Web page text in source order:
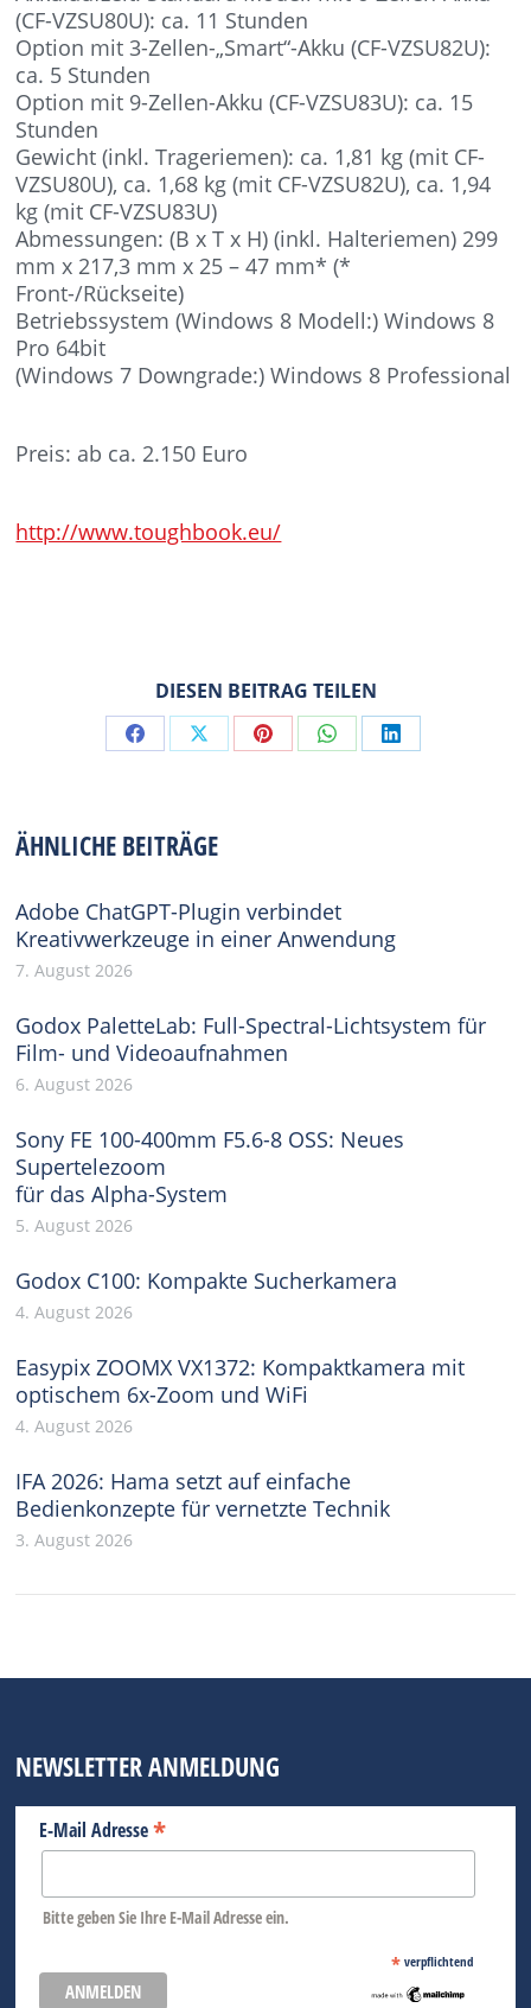
(CF-VZSU80U): ca. 11 Stunden
Option mit 3-Zellen-„Smart“-Akku (CF-VZSU82U):
ca. 5 Stunden
Option mit 9-Zellen-Akku (CF-VZSU83U): ca. 15
Stunden
Gewicht (inkl. Trageriemen): ca. 1,81 kg (mit CF-
VZSU80U), ca. 1,68 kg (mit CF-VZSU82U), ca. 1,94
kg (mit CF-VZSU83U)
Abmessungen: (B x T x H) (inkl. Halteriemen) 299
mm x 217,3 mm x 25 – 47 mm* (*
Front-/Rückseite)
Betriebssystem (Windows 8 Modell:) Windows 8
Pro 64bit
(Windows 7 Downgrade:) Windows 8 Professional
Preis: ab ca. 2.150 Euro
http://www.toughbook.eu/
DIESEN BEITRAG TEILEN
Share Share Share Share Share
ÄHNLICHE BEITRÄGE
Adobe ChatGPT-Plugin verbindet
Kreativwerkzeuge in einer Anwendung
7. August 2026
Godox PaletteLab: Full-Spectral-Lichtsystem für
Film- und Videoaufnahmen
6. August 2026
Sony FE 100-400mm F5.6-8 OSS: Neues
Supertelezoom
für das Alpha-System
5. August 2026
Godox C100: Kompakte Sucherkamera
4. August 2026
Easypix ZOOMX VX1372: Kompaktkamera mit
optischem 6x-Zoom und WiFi
4. August 2026
IFA 2026: Hama setzt auf einfache
Bedienkonzepte für vernetzte Technik
3. August 2026
NEWSLETTER ANMELDUNG
E-Mail Adresse*
Bitte geben Sie Ihre E-Mail Adresse ein.
* verpflichtend